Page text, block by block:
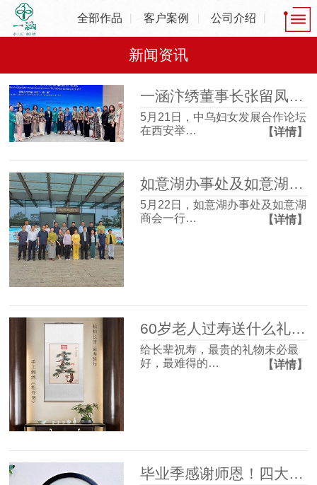
全部作品 客户案例 公司介绍
新闻资讯
一涵汴绣董事长张留凤出席中乌妇女发展合作论坛，共话非遗产业发展新机遇
5月21日，中乌妇女发展合作论坛
在西安举…
【详情】
如意湖办事处及如意湖商会一行走进一涵刺绣博物馆 沉浸式感受非遗魅力
5月22日，如意湖办事处及如意湖
商会一行…
【详情】
60岁老人过寿送什么礼物好？这4款体面走心，长辈收到超有面子
给长辈祝寿，最贵的礼物未必最
好，最难得的…
【详情】
毕业季感谢师恩！四大最受欢迎的礼物清单，送到老师心坎里！